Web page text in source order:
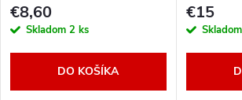
€8,60
Skladom 2 ks
DO KOŠÍKA
€15
Skladom